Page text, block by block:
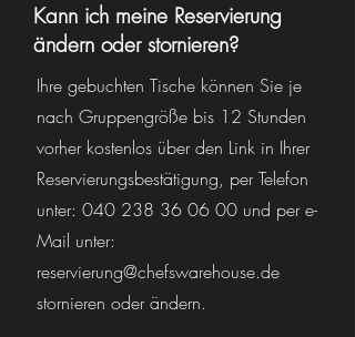
Kann ich meine Reservierung
ändern oder stornieren?
Ihre gebuchten Tische können Sie je
nach Gruppengröße bis 12 Stunden
vorher kostenlos über den Link in Ihrer
Reservierungsbestätigung, per Telefon
unter: 040 238 36 06 00 und per e-
Mail unter:
reservierung@chefswarehouse.de
stornieren oder ändern.